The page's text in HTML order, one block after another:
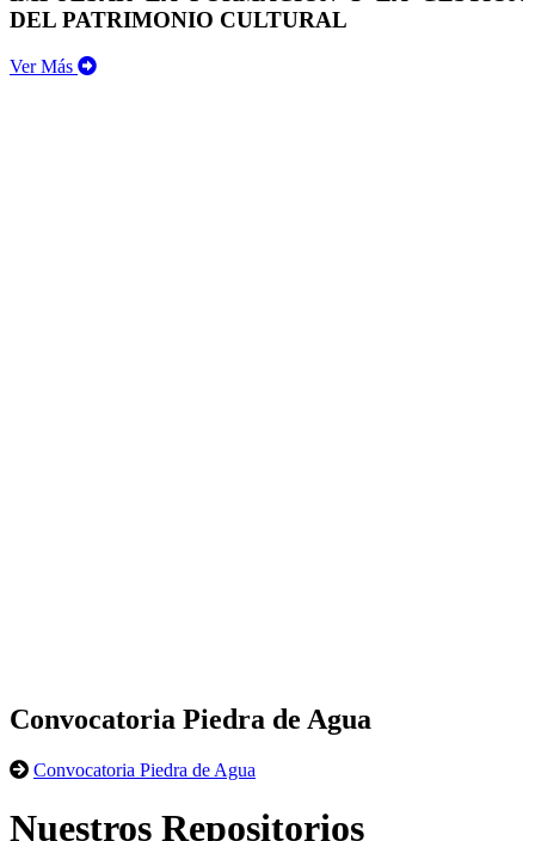
DEL PATRIMONIO CULTURAL
Ver Más
Convocatoria Piedra de Agua
Convocatoria Piedra de Agua
Nuestros Repositorios